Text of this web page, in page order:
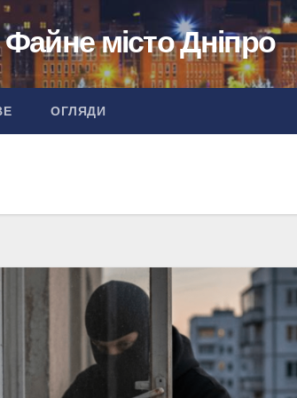
Файне місто Дніпро
ОГЛЯДИ